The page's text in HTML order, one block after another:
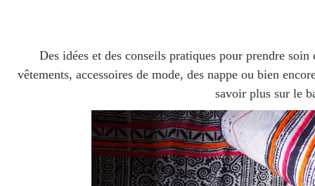
Des idées et des conseils pratiques pour prendre
vêtements, accessoires de mode, des nappe ou bien
savoir plus sur le